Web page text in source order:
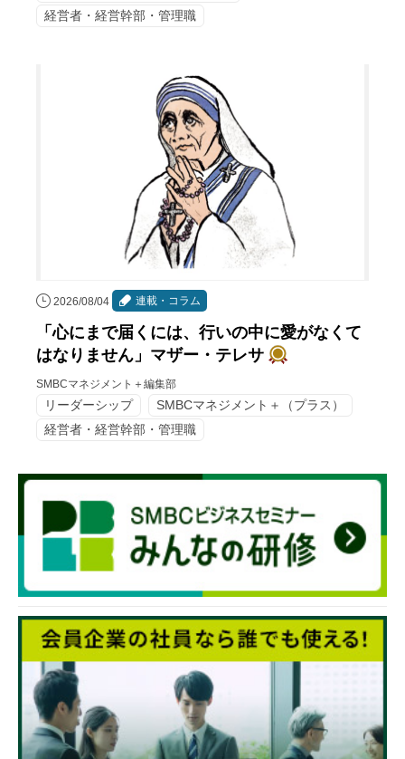
経営者・経営幹部・管理職
2026/08/04 連載・コラム
「心にまで届くには、行いの中に愛がなくて
はなりません」マザー・テレサ
SMBCマネジメント＋編集部
リーダーシップ
SMBCマネジメント＋（プラス）
経営者・経営幹部・管理職